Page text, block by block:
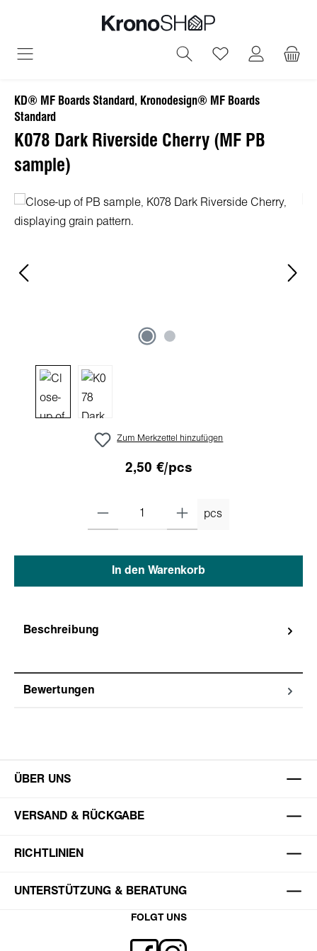
Du hast 0
KD® MF Boards Standard, Kronodesign® MF Boards
Standard
K078 Dark Riverside Cherry (MF PB
sample)
Bildergalerie überspringen
Zum Merkzettel hinzufügen
2,50 €/pcs
pcs
In den Warenkorb
Beschreibung
Bewertungen
ÜBER UNS
VERSAND & RÜCKGABE
RICHTLINIEN
UNTERSTÜTZUNG & BERATUNG
FOLGT UNS